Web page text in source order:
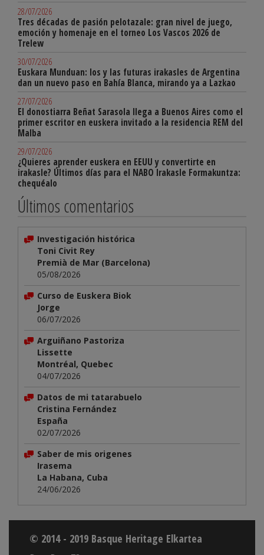
28/07/2026
Tres décadas de pasión pelotazale: gran nivel de juego,
emoción y homenaje en el torneo Los Vascos 2026 de
Trelew
30/07/2026
Euskara Munduan: los y las futuras irakasles de Argentina
dan un nuevo paso en Bahía Blanca, mirando ya a Lazkao
27/07/2026
El donostiarra Beñat Sarasola llega a Buenos Aires como el
primer escritor en euskera invitado a la residencia REM del
Malba
29/07/2026
¿Quieres aprender euskera en EEUU y convertirte en
irakasle? Últimos días para el NABO Irakasle Formakuntza:
chequéalo
Últimos comentarios
Investigación histórica
Toni Civit Rey
Premià de Mar (Barcelona)
05/08/2026
Curso de Euskera Biok
Jorge
06/07/2026
Arguiñano Pastoriza
Lissette
Montréal, Quebec
04/07/2026
Datos de mi tatarabuelo
Cristina Fernández
España
02/07/2026
Saber de mis origenes
Irasema
La Habana, Cuba
24/06/2026
© 2014 - 2019 Basque Heritage Elkartea